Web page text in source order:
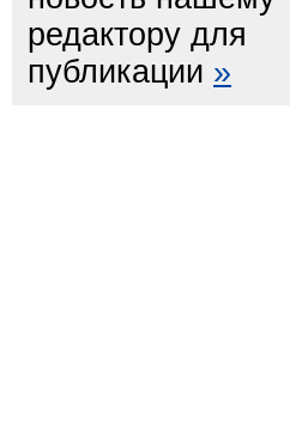
редактору для
публикации »